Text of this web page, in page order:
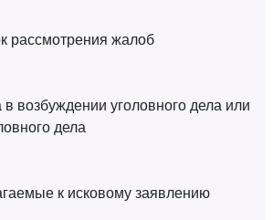
рассмотрения жалоб
возбуждении уголовного дела или
дела
к исковому заявлению